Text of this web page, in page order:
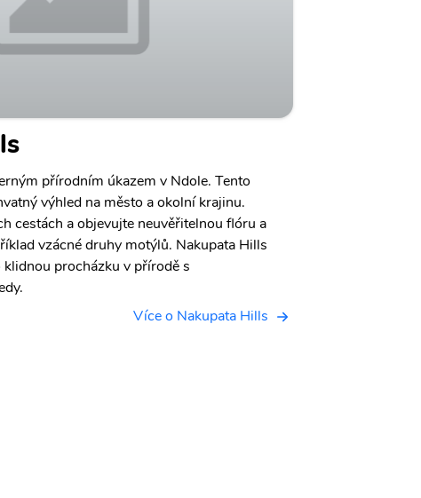
přírodním úkazem v Ndole. Tento
výhled na město a okolní krajinu.
cestách a objevujte neuvěřitelnou flóru a
vzácné druhy motýlů. Nakupata Hills
procházku v přírodě s
Více o Nakupata Hills